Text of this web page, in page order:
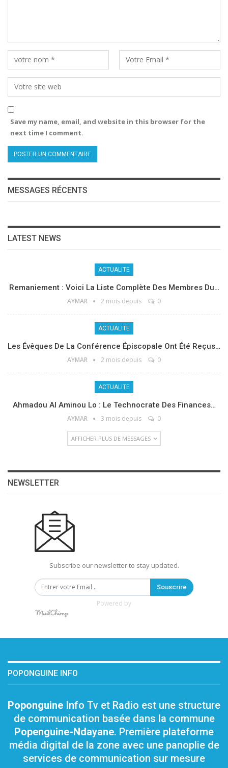
Save my name, email, and website in this browser for the
next time I comment.
MESSAGES RÉCENTS
LATEST NEWS
ACTUALITE
Remaniement : Voici La Liste Complète Des Membres Du…
AYMAR 2 mois depuis 0
ACTUALITE
Les Évêques De La Conférence Épiscopale Ont Été Reçus…
AYMAR 2 mois depuis 0
ACTUALITE
Ahmadou Al Aminou Lo : Le Technocrate Des Finances…
AYMAR 3 mois depuis 0
AFFICHER PLUS DE MESSAGES
NEWSLETTER
Subscribe our newsletter to stay updated.
Souscrire
Powered by
POPONGUINE INFO
Poponguine Info Tv et Radio est une structure
de communication basée dans la commune
Popenguine-Ndayane. Première plateforme
média digital de la zone avec une panoplie de
services de communication sur mesure